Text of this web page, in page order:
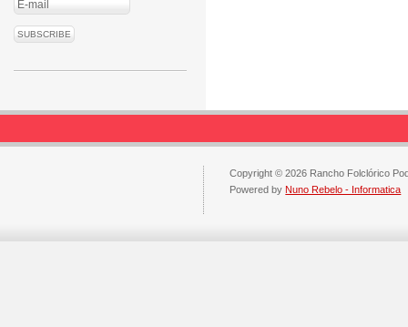
Copyright © 2026 Rancho Folclórico
Powered byNuno Rebelo - Informatica